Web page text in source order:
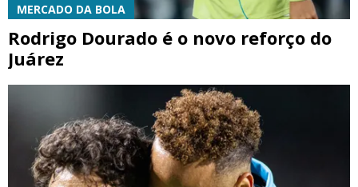
MERCADO DA BOLA
Rodrigo Dourado é o novo reforço do
Juárez